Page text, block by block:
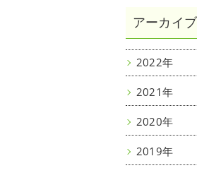
アーカイブ
2022年
2021年
2020年
2019年